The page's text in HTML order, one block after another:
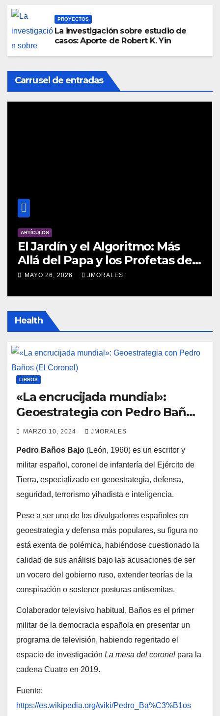
PROYECTOS
La investigación sobre estudio de
casos: Aporte de Robert K. Yin
Carrusel de entradas
ARTÍCULOS
El Jardín y el Algoritmo: Más
Allá del Papa y los Profetas de
Silicon Valley (*)
MAYO 26, 2026 JMORALES
Health
LIBROS
«La encrucijada mundial»:
Geoestrategia con Pedro Baños
(El Coronel)
MARZO 10, 2024 JMORALES
Pedro Baños Bajo (León, 1960) es un escritor y
militar español, coronel de infantería del Ejército de
Tierra, especializado en geoestrategia, defensa,
seguridad, terrorismo yihadista e inteligencia.​
Pese a ser uno de los divulgadores españoles en
geoestrategia y defensa más populares,​ su figura no
está exenta de polémica, habiéndose cuestionado la
calidad de sus análisis​ bajo las acusaciones de ser
un vocero del gobierno ruso,​ extender teorías de la
conspiración​ o sostener posturas antisemitas.​
Colaborador televisivo habitual, Baños es el primer
militar de la democracia española en presentar un
programa de televisión, habiendo regentado el
espacio de investigación La mesa del coronel para la
cadena Cuatro en 2019.
​Fuente:
https://es.wikipedia.org/wiki/Pedro_Ba%C3%B1os